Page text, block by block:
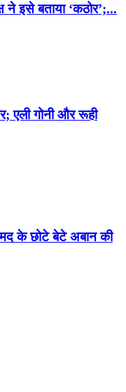
इसे बताया ‘कठोर’;...
एली गोनी और रूही
के छोटे बेटे अबान की